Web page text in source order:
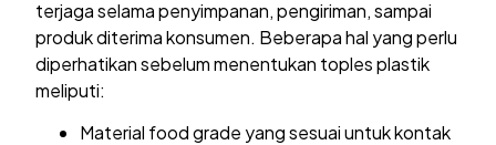
terjaga selama penyimpanan, pengiriman, sampai
produk diterima konsumen. Beberapa hal yang perlu
diperhatikan sebelum menentukan toples plastik
meliputi:
Material food grade yang sesuai untuk kontak